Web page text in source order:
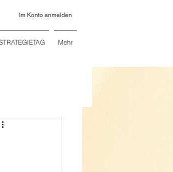
Im Konto anmelden
Mehr